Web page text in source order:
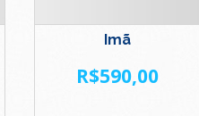
Imã
R$590,00